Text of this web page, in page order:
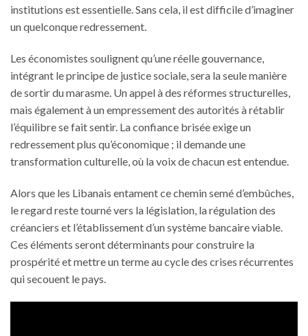
institutions est essentielle. Sans cela, il est difficile d’imaginer
un quelconque redressement.
Les économistes soulignent qu’une réelle gouvernance,
intégrant le principe de justice sociale, sera la seule manière
de sortir du marasme. Un appel à des réformes structurelles,
mais également à un empressement des autorités à rétablir
l’équilibre se fait sentir. La confiance brisée exige un
redressement plus qu’économique ; il demande une
transformation culturelle, où la voix de chacun est entendue.
Alors que les Libanais entament ce chemin semé d’embûches,
le regard reste tourné vers la législation, la régulation des
créanciers et l’établissement d’un système bancaire viable.
Ces éléments seront déterminants pour construire la
prospérité et mettre un terme au cycle des crises récurrentes
qui secouent le pays.